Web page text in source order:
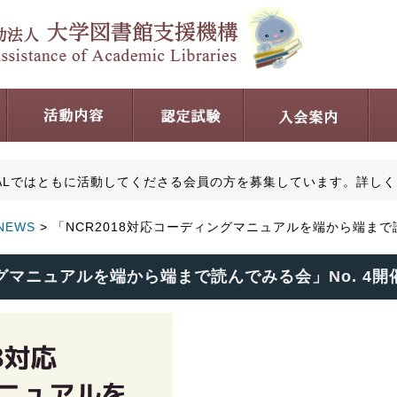
ではともに活動してくださる会員の方を募集しています。詳し
> 「NCR2018対応コーディングマニュアルを端から端ま
マニュアルを端から端まで読んでみる会」No. 4開